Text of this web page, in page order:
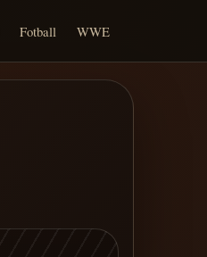
Fotball WWE